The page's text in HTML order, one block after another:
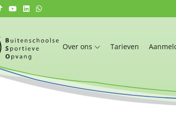
Over ons Tarieven